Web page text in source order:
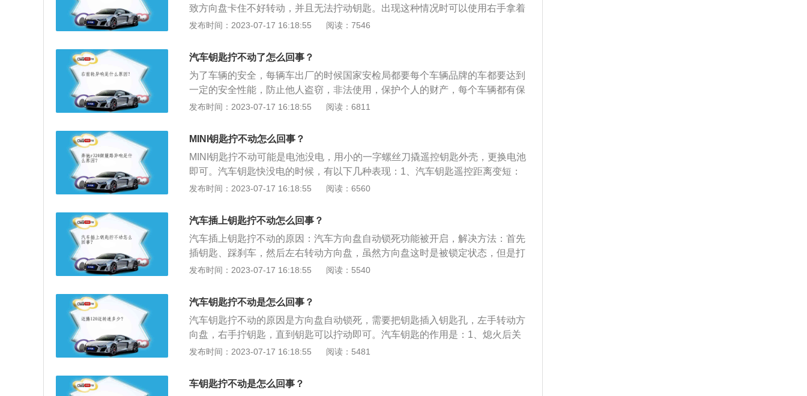
致方向盘卡住不好转动，并且无法拧动钥匙。出现这种情况时可以使用右手拿着
钥匙，左手拿着方向盘轻转方向盘，在左手转方向盘的时候，右手可以边轻拧钥
hold键长按几秒开启后备箱，避免在车辆行驶等工况下按了hold键打开后备箱发
生危险，所以是“hold”。2、其他功能：hold键不是后备箱开启键，是远程启动发
动机按钮。在远程距离内，按住2至3秒钟，汽车自动启动。这个功能在冬天和夏
天时，可以提前调整车内温度。
发布时间：2023-07-17 16:18:55 阅读：7546
汽车钥匙拧不动了怎么回事？
为了车辆的安全，每辆车出厂的时候国家安检局都要每个车辆品牌的车都要达到
一定的安全性能，防止他人盗窃，非法使用，保护个人的财产，每个车辆都有保
护措施，增加盗窃人员对车辆盗窃的难度，所以每个车的方向盘都有自动锁死的
边拧钥匙，左手左右轻转方向盘，右手拧钥匙，注意要左右手配合着一起来。
2、还有一种现象是熄火后钥匙拔不出来，自动挡在P挡上没有真正回到位，检查
挡槽内是不是有异物，或者重新启动车子，拨动档位，确认其已经回位，钥匙就
可以拔出来。
发布时间：2023-07-17 16:18:55 阅读：6811
MINI钥匙拧不动怎么回事？
MINI钥匙拧不动可能是电池没电，用小的一字螺丝刀撬遥控钥匙外壳，更换电池
即可。汽车钥匙快没电的时候，有以下几种表现：1、汽车钥匙遥控距离变短：
之前在6米以内的距离可以打开车门，钥匙没电的时候，就需要靠近车子，甚至
才有反应，那么就说明，车钥匙即将没电。3、仪表盘直接显示，有些车型的仪
表盘上会直接显示遥控钥匙剩余电量，及时更换即可。
发布时间：2023-07-17 16:18:55 阅读：6560
汽车插上钥匙拧不动怎么回事？
汽车插上钥匙拧不动的原因：汽车方向盘自动锁死功能被开启，解决方法：首先
插钥匙、踩刹车，然后左右转动方向盘，虽然方向盘这时是被锁定状态，但是打
方向时，方向盘还是可以轻微的转动一点位置，在打方向的同时拧动钥匙，即可
同，就是少了插入钥匙的步骤，首先踩下刹车，然后左右转动方向盘，最后按动
启动键启动汽车即可。
发布时间：2023-07-17 16:18:55 阅读：5540
汽车钥匙拧不动是怎么回事？
汽车钥匙拧不动的原因是方向盘自动锁死，需要把钥匙插入钥匙孔，左手转动方
向盘，右手拧钥匙，直到钥匙可以拧动即可。汽车钥匙的作用是：1、熄火后关
车窗，车窗会自动升起关闭；2、停车场找车方便；3、自动开后备箱；4、遥控
乱扔；3、备用钥匙不要放在车内；4、更换电池前，要先看清电池更换图解，尽
量选择原装电池；5、不要接触金属物品。
发布时间：2023-07-17 16:18:55 阅读：5481
车钥匙拧不动是怎么回事？